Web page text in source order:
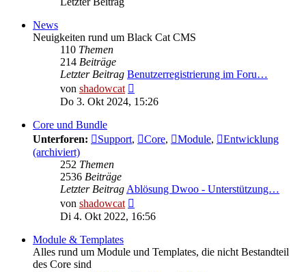
News
Neuigkeiten rund um Black Cat CMS
110 Themen
214 Beiträge
Letzter Beitrag Benutzerregistrierung im Foru…
von shadowcat
Beitrag
Do 3. Okt 2024, 15:26
Core und Bundle
Unterforen:
Support, Core, Module,
Entwicklung
(archiviert)
252 Themen
2536 Beiträge
Letzter Beitrag Ablösung Dwoo - Unterstützung…
von shadowcat
Beitrag
Di 4. Okt 2022, 16:56
Module & Templates
Alles rund um Module und Templates, die nicht Bestandteil
des Core sind